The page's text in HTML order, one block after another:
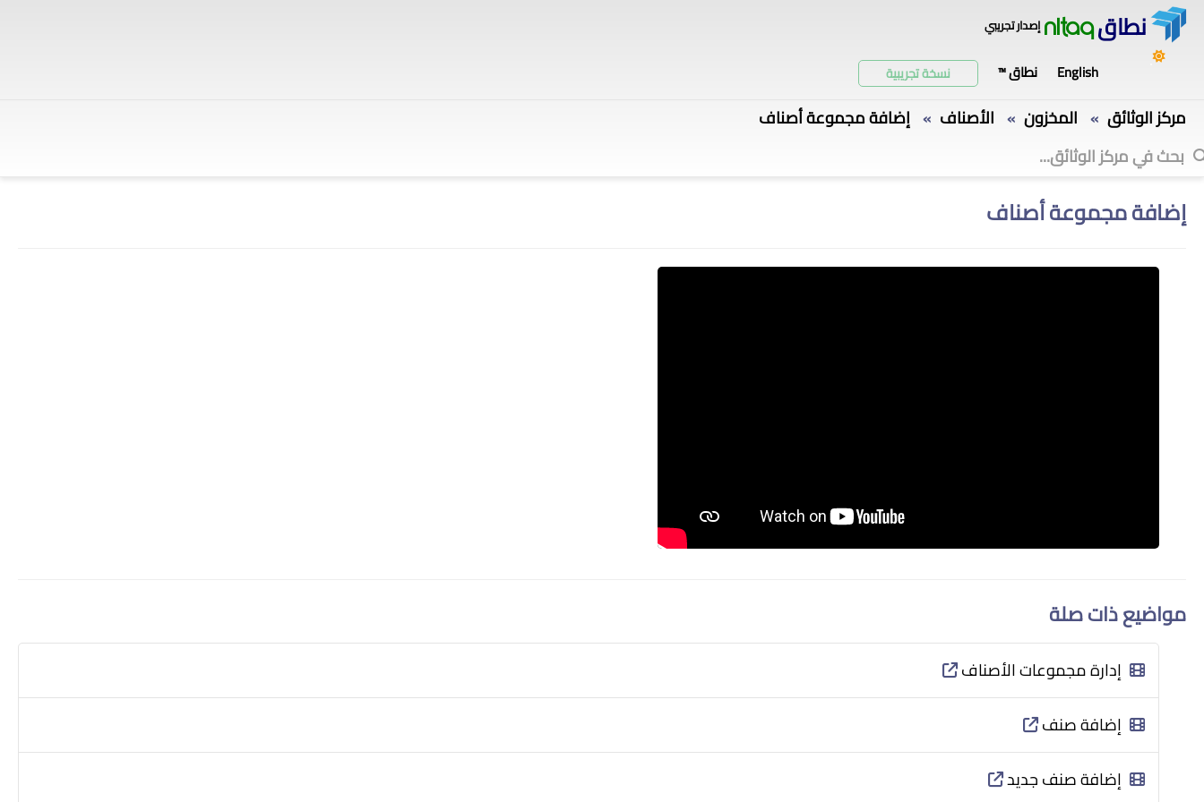
نطاقnitaq إصدار تجريبي
نسخة تجريبية نطاق ™ English
مركز الوثائق » المخزون » الأصناف » إضافة مجموعة أصناف
إضافة مجموعة أصناف
مواضيع ذات صلة
إدارة مجموعات الأصناف
إضافة صنف
إضافة صنف جديد